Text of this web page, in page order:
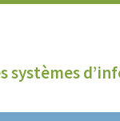
systèmes